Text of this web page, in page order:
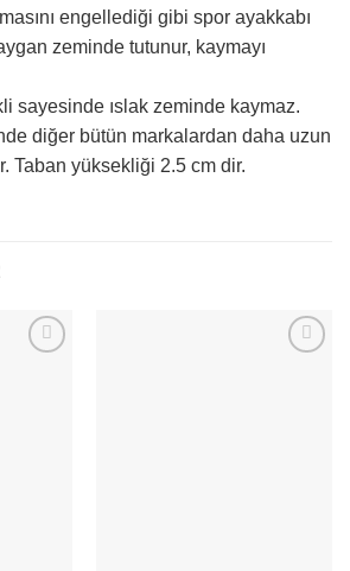
engellediği gibi spor ayakkabı
zeminde tutunur, kaymayı
sayesinde ıslak zeminde kaymaz.
diğer bütün markalardan daha uzun
Taban yüksekliği 2.5 cm dir.